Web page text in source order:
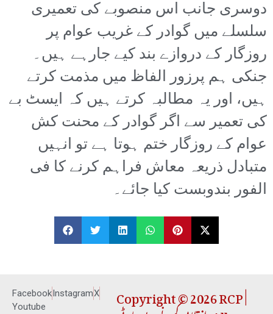
دوسری جانب اس منصوبے کی تعمیری
سلسلے میں گوادر کے غریب عوام پر
روزگار کے دروازے بند کیے جارہے ہیں۔
جنکی ہم پرزور الفاظ میں مذمت کرتے
ہیں، اور یہ مطالبہ کرتے ہیں کہ ایسٹ بے
کی تعمیر سے اگر گوادر کے محنت کش
عوام کے روزگار ختم ہوتا ہے تو انہیں
متبادل ذریعہ معاش فراہم کرنے کا فی
الفور بندوبست کیا جائے۔
FacebookInstagramX
Youtube
Copyright © 2026 RCP |